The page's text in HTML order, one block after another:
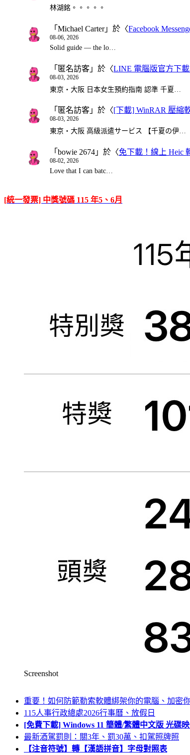
林湖銘。。。。。
「 Michael Carter」於〈Facebook
08-06, 2026
Solid guide — the lo…
「 匿名訪客 」於〈LINE 電腦版官方下載
08-03, 2026
東京・大阪 日本女生預約指南 認準 千夏…
「 匿名訪客 」於〈[下載] WinRAR 壓縮
08-03, 2026
東京・大阪 高級派遣サービス 【千夏の伊…
「 bowie 2674 」於〈免下載！線上 Heic
08-02, 2026
Love that I can batc…
[統一發票] 中獎號碼 115 年5、6月
Screenshot
重要！如何防範勒索軟體綁架你的電腦、加密
115人事行政總處2026行事曆、放假日
[免費下載] Windows 11 簡體/繁體中文版 光碟
最新酒駕罰則：關3年、罰30萬、扣駕照牌照
【注音符號】轉【漢語拼音】字母對照表